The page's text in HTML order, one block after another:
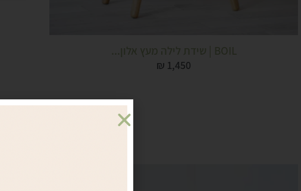
BOIL | שידת לילה מעץ אלון...
₪ 1,450